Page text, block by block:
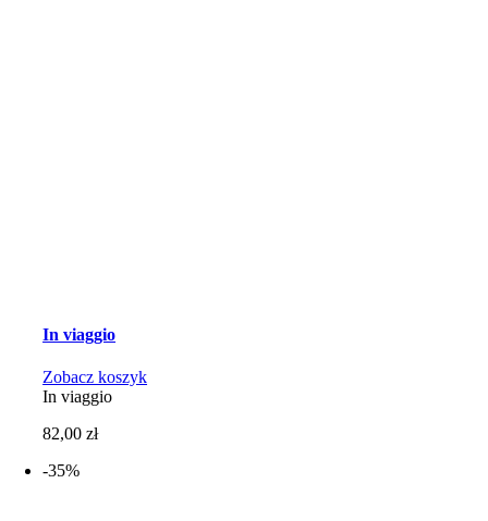
In viaggio
Zobacz koszyk
In viaggio
82,00zł
-35%